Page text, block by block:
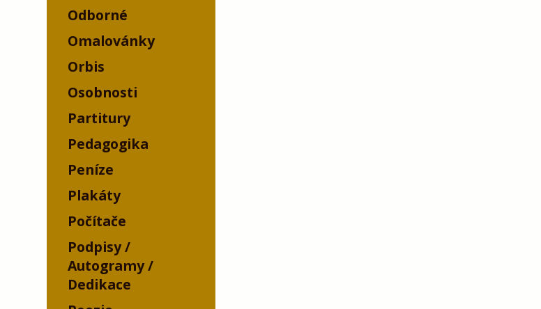
Odborné
Omalovánky
Orbis
Osobnosti
Partitury
Pedagogika
Peníze
Plakáty
Počítače
Podpisy /
Autogramy /
Dedikace